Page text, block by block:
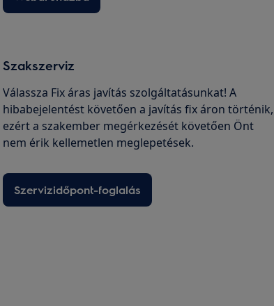
Szakszerviz
Válassza Fix áras javítás szolgáltatásunkat! A
hibabejelentést követően a javítás fix áron történik,
ezért a szakember megérkezését követően Önt
nem érik kellemetlen meglepetések.
Szervizidőpont-foglalás